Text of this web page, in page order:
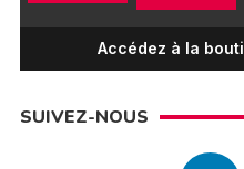
Accédez à la
SUIVEZ-NOUS